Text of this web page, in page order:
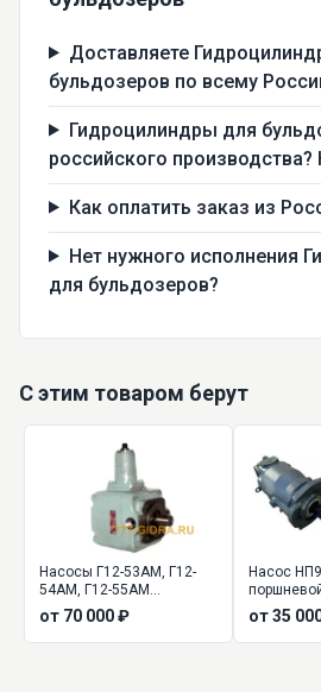
Доставляете
бульдозеров по всему
Гидроцилиндры для
российского производства?
Как оплатить заказ из
Нет нужного исполнения
для бульдозеров?
С этим товаром берут
Насосы Г12-53АМ, Г12-
54АМ, Г12-55АМ
пластинчатые
регулируемые
от 70 000 ₽
Насос
от 35